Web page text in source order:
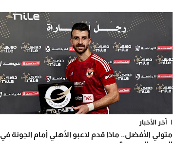
آخر الأخبار
متولي الأفضل.. ماذا قدم لاعبو الأهلي أمام الجونة في